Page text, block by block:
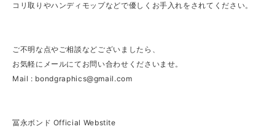
コリ取りやハンディモップなどで優しくお手入れをされてください。
ご不明な点やご相談などございましたら、
お気軽にメールにてお問い合わせくださいませ。
Mail : bondgraphics@gmail.com
冨永ボンド Official Webstite